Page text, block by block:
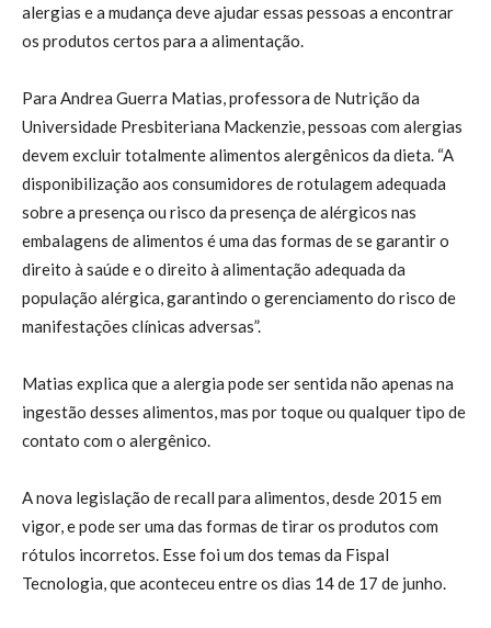
alergias e a mudança deve ajudar essas pessoas a encontrar
os produtos certos para a alimentação.
Para Andrea Guerra Matias, professora de Nutrição da
Universidade Presbiteriana Mackenzie, pessoas com alergias
devem excluir totalmente alimentos alergênicos da dieta. “A
disponibilização aos consumidores de rotulagem adequada
sobre a presença ou risco da presença de alérgicos nas
embalagens de alimentos é uma das formas de se garantir o
direito à saúde e o direito à alimentação adequada da
população alérgica, garantindo o gerenciamento do risco de
manifestações clínicas adversas”.
Matias explica que a alergia pode ser sentida não apenas na
ingestão desses alimentos, mas por toque ou qualquer tipo de
contato com o alergênico.
A nova legislação de recall para alimentos, desde 2015 em
vigor, e pode ser uma das formas de tirar os produtos com
rótulos incorretos. Esse foi um dos temas da Fispal
Tecnologia, que aconteceu entre os dias 14 de 17 de junho.